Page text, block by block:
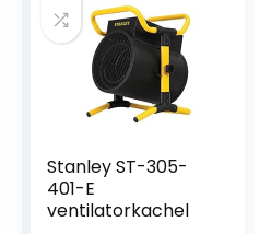
Stanley ST-305-
401-E
ventilatorkachel